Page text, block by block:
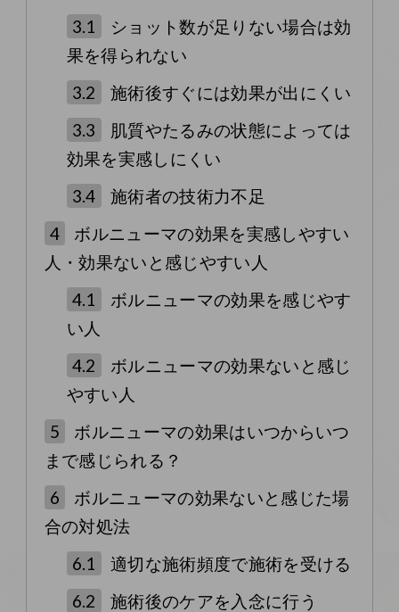
3.1
ショット数が足りない場合は効
果を得られない
3.2
施術後すぐには効果が出にくい
3.3
肌質やたるみの状態によっては
効果を実感しにくい
3.4
施術者の技術力不足
4
ボルニューマの効果を実感しやすい
人・効果ないと感じやすい人
4.1
ボルニューマの効果を感じやす
い人
4.2
ボルニューマの効果ないと感じ
やすい人
5
ボルニューマの効果はいつからいつ
まで感じられる？
6
ボルニューマの効果ないと感じた場
合の対処法
6.1
適切な施術頻度で施術を受ける
6.2
施術後のケアを入念に行う